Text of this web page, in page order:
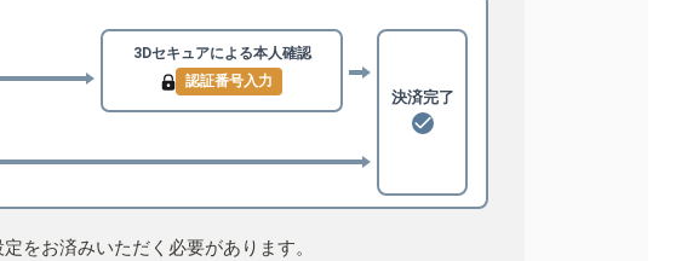
3Dセキュアによる本人確認
認証番号入力
決済完了
をお済みいただく必要があります。